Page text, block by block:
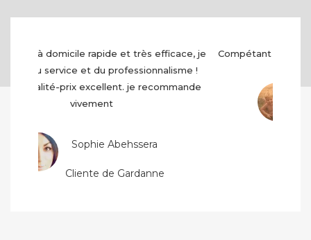
Compétant et très serviable très bon accueil...
Jean-michel Garcia